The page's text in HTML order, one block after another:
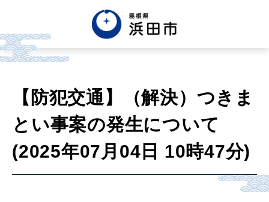
한글 Tiếng việt Tagalog
市政情報
【防犯交通】（解決）つきま
とい事案の発生について
(2025年07月04日 10時47分)